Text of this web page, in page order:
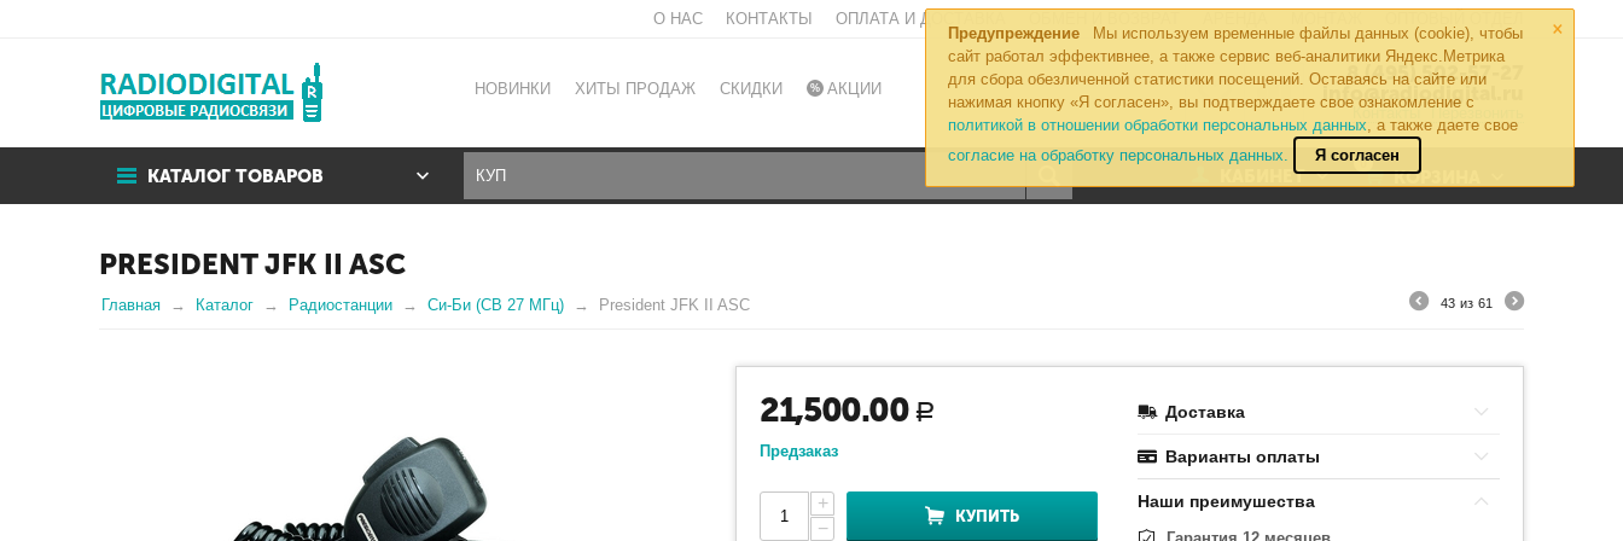
×
Предупреждение
Мы используем временные файлы данных (cookie), чтобы
сайт работал эффективнее, а также сервис веб-аналитики Яндекс.Метрика
для сбора обезличенной статистики посещений. Оставаясь на сайте или
нажимая кнопку «Я согласен», вы подтверждаете свое ознакомление с
политикой в отношении обработки персональных данных, а также даете свое
согласие на обработку персональных данных.
Я согласен
О НАС КОНТАКТЫ ОПЛАТА И ДОСТАВКА
НОВИНКИ ХИТЫ ПРОДАЖ СКИДКИ АКЦИИ
8 (495) 502-57-27
info@radiodigital.ru
Контакты Перезвонить
КАТАЛОГ ТОВАРОВ
0
КОРЗИНА
КАБИНЕТ
PRESIDENT JFK II ASC
Главная Каталог Радиостанции Си-Би (CB 27 МГц) President JFK II ASC 43 из 61
21,500.00 Р
Предзаказ
+
−
КУПИТЬ
Доставка
Варианты оплаты
Наши преимушества